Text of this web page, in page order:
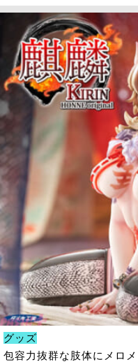
グッズ
包容力抜群な肢体にメロ